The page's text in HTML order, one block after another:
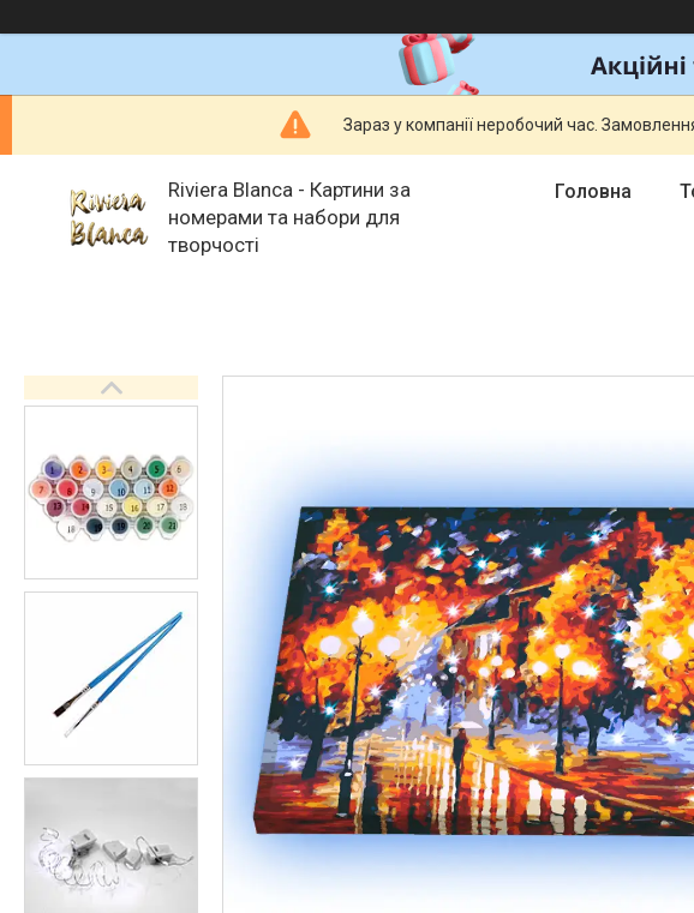
Зараз у компанії неробочий час.
Riviera Blanca - Картини за
номерами та набори для
творчості
Головна